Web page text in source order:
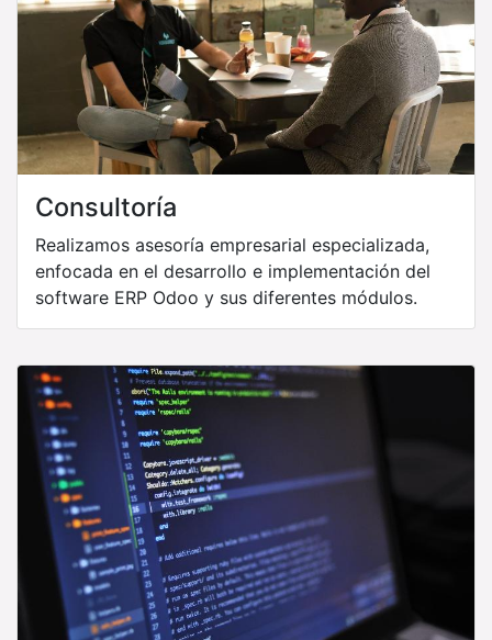
Consultoría
Realizamos asesoría empresarial especializada,
enfocada en el desarrollo e implementación del
software ERP Odoo y sus diferentes módulos.